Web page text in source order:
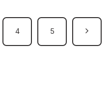
4 5